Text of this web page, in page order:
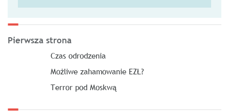
Pierwsza strona
Czas odrodzenia
Możliwe zahamowanie EZŁ?
Terror pod Moskwą